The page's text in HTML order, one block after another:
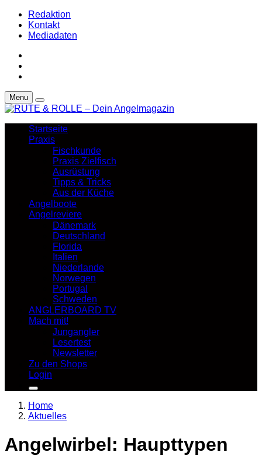
Redaktion
Kontakt
Mediadaten
Menu
Startseite
Praxis
Fischkunde
Praxis Zielfisch
Ausrüstung
Tipps & Tricks
Aus der Küche
Angelboote
Angelreviere
Dänemark
Deutschland
Florida
Italien
Niederlande
Norwegen
Portugal
Schweden
ANGLERBOARD TV
Mach mit!
Jungangler
Lesertest
Newsletter
Zu den Shops
Login
Home
Aktuelles
Angelwirbel: Haupttypen